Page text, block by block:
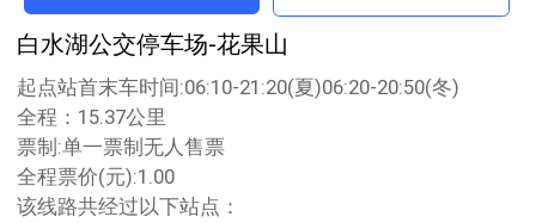
白水湖公交停车场-花果山
起点站首末车时间:06:10-21:20(夏)06:20-20:50(冬)
全程：15.37公里
票制:单一票制无人售票
全程票价(元):1.00
该线路共经过以下站点：